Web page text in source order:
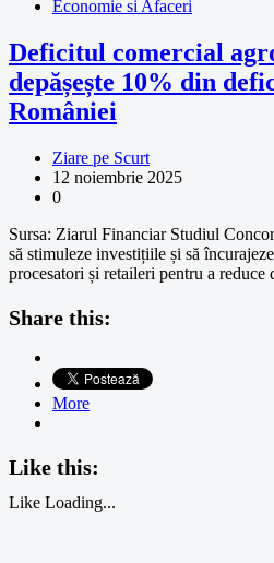
Economie si Afaceri
Deficitul comercial
depășește 10% din
României
Ziare pe Scurt
12 noiembrie 2025
0
Sursa: Ziarul Financiar Studiul
să stimuleze investițiile și să
procesatori și retaileri pentru a
Share this:
More
Like this:
Like Loading...